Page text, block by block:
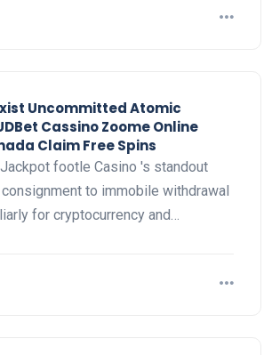
Uncommitted Atomic
Cassino Zoome Online
Claim Free Spins
footle Casino 's standout
to immobile withdrawal
for cryptocurrency and…